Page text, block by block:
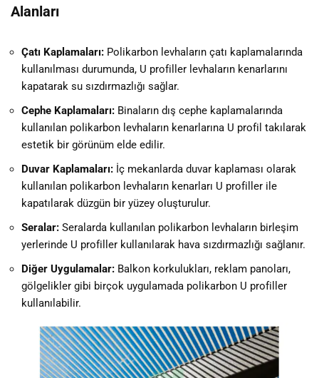
Alanları
Çatı Kaplamaları: Polikarbon levhaların çatı kaplamalarında
kullanılması durumunda, U profiller levhaların kenarlarını
kapatarak su sızdırmazlığı sağlar.
Cephe Kaplamaları: Binaların dış cephe kaplamalarında
kullanılan polikarbon levhaların kenarlarına U profil takılarak
estetik bir görünüm elde edilir.
Duvar Kaplamaları: İç mekanlarda duvar kaplaması olarak
kullanılan polikarbon levhaların kenarları U profiller ile
kapatılarak düzgün bir yüzey oluşturulur.
Seralar: Seralarda kullanılan polikarbon levhaların birleşim
yerlerinde U profiller kullanılarak hava sızdırmazlığı sağlanır.
Diğer Uygulamalar: Balkon korkulukları, reklam panoları,
gölgelikler gibi birçok uygulamada polikarbon U profiller
kullanılabilir.